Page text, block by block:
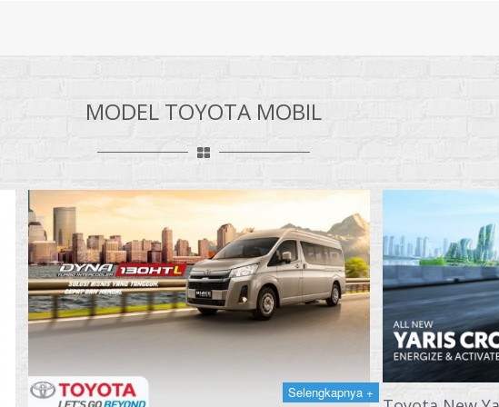
MODEL TOYOTA MOBIL
Selengkapnya +